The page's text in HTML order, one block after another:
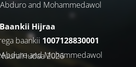
and Mohammedawol
Baankii Hijraa
baankii 1007128830001
and Muhammedawol
2026